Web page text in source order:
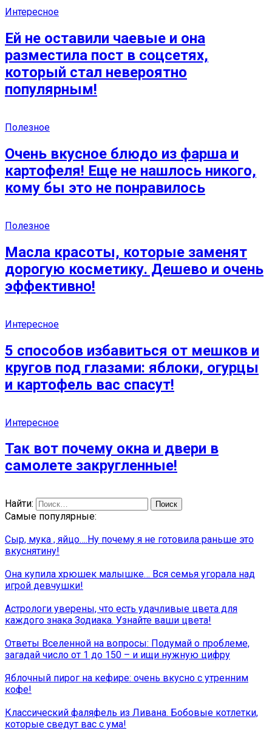
Интересное
Ей не оставили чаевые и она
разместила пост в соцсетях,
который стал невероятно
популярным!
Полезное
Очень вкусное блюдо из фарша и
картофеля! Еще не нашлось никого,
кому бы это не понравилось
Полезное
Масла красоты, которые заменят
дорогую косметику. Дешево и очень
эффективно!
Интересное
5 способов избавиться от мешков и
кругов под глазами: яблоки, огурцы
и картофель вас спасут!
Интересное
Так вот почему окна и двери в
самолете закругленные!
Найти:
Самые популярные:
Сыр, мука , яйцо….Ну почему я не готовила раньше это
вкуснятину!
Она купила хрюшек малышке… Вся семья угорала над
игрой девчушки!
Астрологи уверены, что есть удачливые цвета для
каждого знака Зодиака. Узнайте ваши цвета!
Ответы Вселенной на вопросы: Подумай о проблеме,
загадай число от 1 до 150 – и ищи нужную цифру
Яблочный пирог на кефире: очень вкусно с утренним
кофе!
Классический фаляфель из Ливана. Бобовые котлетки,
которые сведут вас с ума!